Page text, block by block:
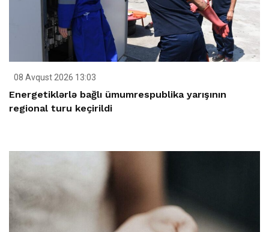
08 Avqust 2026 13:03
Energetiklərlə bağlı ümumrespublika yarışının
regional turu keçirildi